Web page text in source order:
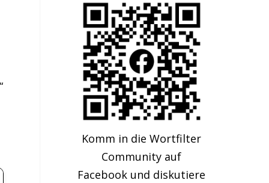
Komm in die Wortfilter
Community auf
Facebook und diskutiere